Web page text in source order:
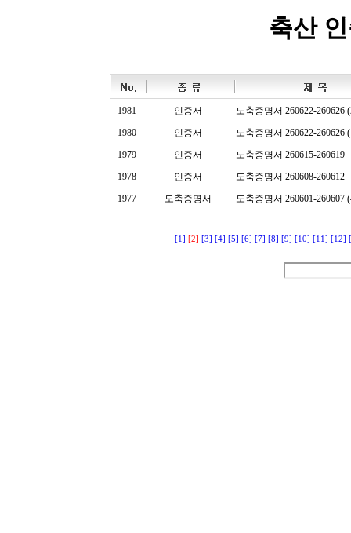
축산
1981 인증서
도축증명서 260622-260626
1980
인증서
도축증명서 260622-260626
1979
인증서
도축증명서 260615-260619
1978
인증서
도축증명서 260608-260612
1977
도축증명서 도축증명서 260601-260607
[1] [2] [3] [4] [5] [6] [7] [8] [9] [10] [11] [12]